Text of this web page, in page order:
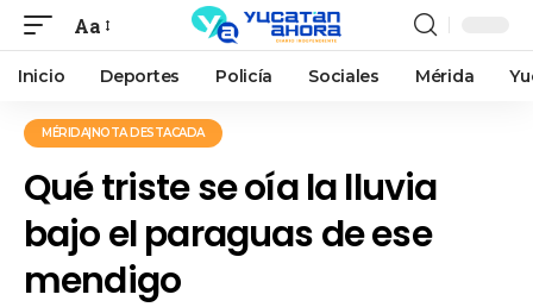
Aa
Inicio Deportes Policía Sociales Mérida
MÉRIDA|NOTA DESTACADA
Qué triste se oía la lluvia
bajo el paraguas de ese
mendigo